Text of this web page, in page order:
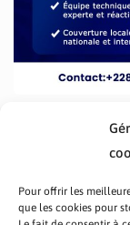
Pour offrir les
que les cookies pour